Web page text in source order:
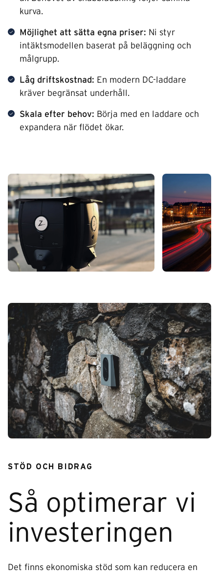
kurva.
Möjlighet att sätta egna priser: Ni styr
intäktsmodellen baserat på beläggning och
målgrupp.
Låg driftskostnad: En modern DC-laddare
kräver begränsat underhåll.
Skala efter behov: Börja med en laddare och
expandera när flödet ökar.
STÖD OCH BIDRAG
Så optimerar vi
investeringen
Det finns ekonomiska stöd som kan reducera en